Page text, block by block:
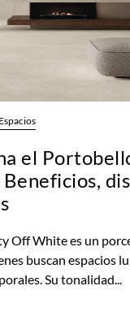
el
Off White es un
buscan espacios
Su tonalidad...